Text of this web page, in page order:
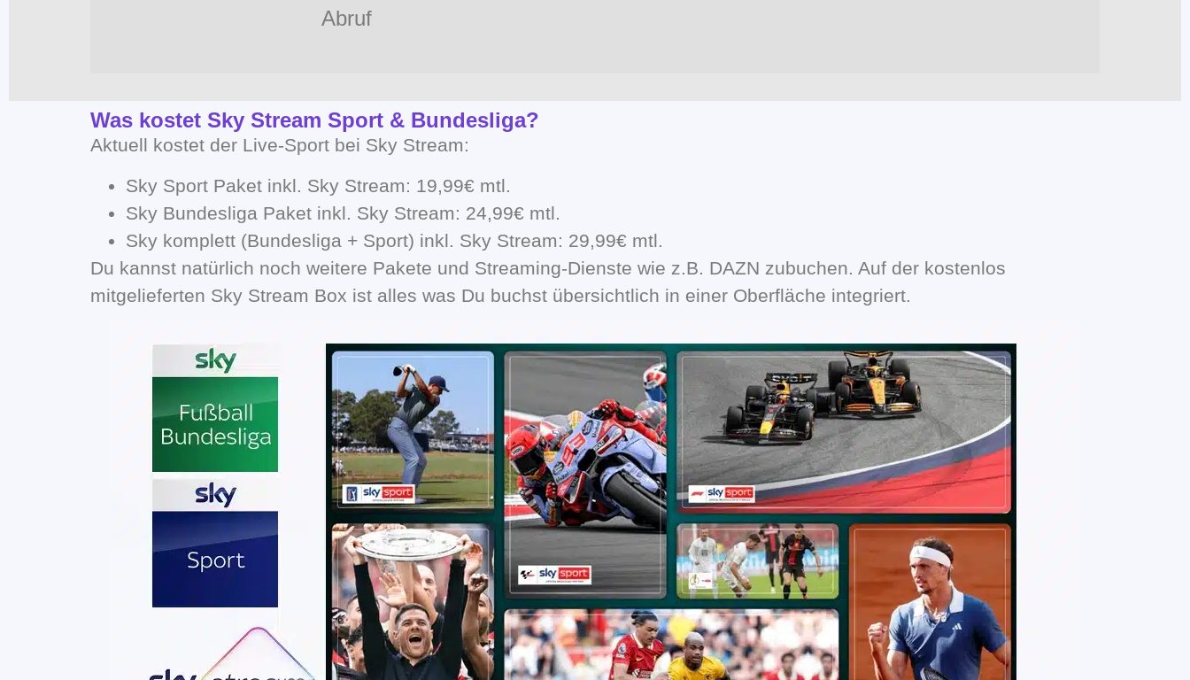
Abruf
Was kostet Sky Stream Sport & Bundesliga?
Aktuell kostet der Live-Sport bei Sky Stream:
Sky Sport Paket inkl. Sky Stream: 19,99€ mtl.
Sky Bundesliga Paket inkl. Sky Stream: 24,99€ mtl.
Sky komplett (Bundesliga + Sport) inkl. Sky Stream: 29,99€ mtl.
Du kannst natürlich noch weitere Pakete und Streaming-Dienste wie z.B. DAZN zubuchen. Auf der kostenlos
mitgelieferten Sky Stream Box ist alles was Du buchst übersichtlich in einer Oberfläche integriert.